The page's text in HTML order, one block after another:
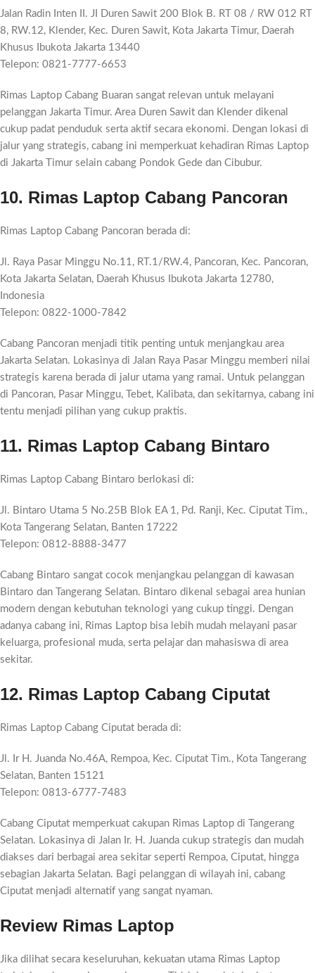
Jalan Radin Inten II. JI Duren Sawit 200 Blok B. RT 08 / RW 012 RT
8, RW.12, Klender, Kec. Duren Sawit, Kota Jakarta Timur, Daerah
Khusus Ibukota Jakarta 13440
Telepon: 0821-7777-6653
Rimas Laptop Cabang Buaran sangat relevan untuk melayani
pelanggan Jakarta Timur. Area Duren Sawit dan Klender dikenal
cukup padat penduduk serta aktif secara ekonomi. Dengan lokasi di
jalur yang strategis, cabang ini memperkuat kehadiran Rimas Laptop
di Jakarta Timur selain cabang Pondok Gede dan Cibubur.
10. Rimas Laptop Cabang Pancoran
Rimas Laptop Cabang Pancoran berada di:
Jl. Raya Pasar Minggu No.11, RT.1/RW.4, Pancoran, Kec. Pancoran,
Kota Jakarta Selatan, Daerah Khusus Ibukota Jakarta 12780,
Indonesia
Telepon: 0822-1000-7842
Cabang Pancoran menjadi titik penting untuk menjangkau area
Jakarta Selatan. Lokasinya di Jalan Raya Pasar Minggu memberi nilai
strategis karena berada di jalur utama yang ramai. Untuk pelanggan
di Pancoran, Pasar Minggu, Tebet, Kalibata, dan sekitarnya, cabang ini
tentu menjadi pilihan yang cukup praktis.
11. Rimas Laptop Cabang Bintaro
Rimas Laptop Cabang Bintaro berlokasi di:
Jl. Bintaro Utama 5 No.25B Blok EA 1, Pd. Ranji, Kec. Ciputat Tim.,
Kota Tangerang Selatan, Banten 17222
Telepon: 0812-8888-3477
Cabang Bintaro sangat cocok menjangkau pelanggan di kawasan
Bintaro dan Tangerang Selatan. Bintaro dikenal sebagai area hunian
modern dengan kebutuhan teknologi yang cukup tinggi. Dengan
adanya cabang ini, Rimas Laptop bisa lebih mudah melayani pasar
keluarga, profesional muda, serta pelajar dan mahasiswa di area
sekitar.
12. Rimas Laptop Cabang Ciputat
Rimas Laptop Cabang Ciputat berada di:
Jl. Ir H. Juanda No.46A, Rempoa, Kec. Ciputat Tim., Kota Tangerang
Selatan, Banten 15121
Telepon: 0813-6777-7483
Cabang Ciputat memperkuat cakupan Rimas Laptop di Tangerang
Selatan. Lokasinya di Jalan Ir. H. Juanda cukup strategis dan mudah
diakses dari berbagai area sekitar seperti Rempoa, Ciputat, hingga
sebagian Jakarta Selatan. Bagi pelanggan di wilayah ini, cabang
Ciputat menjadi alternatif yang sangat nyaman.
Review Rimas Laptop
Jika dilihat secara keseluruhan, kekuatan utama Rimas Laptop